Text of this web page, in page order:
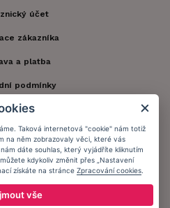
účet
zákazníka
a platba
podmínky
údajů
memorandum
v kontaktu.
Taková internetová "cookie" nám totiž
na něm zobrazovaly věci, které vás
dáte souhlas, který vyjádříte kliknutím
kdykoliv změnit přes „Nastavení
získáte na stránce Zpracování cookies
vše